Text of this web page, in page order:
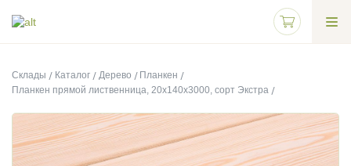
Склады Каталог Дерево
Планкен
Планкен прямой лиственница, 20х140х3000, сорт Экстра